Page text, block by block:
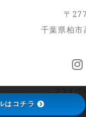
〒
千葉県柏
© 2024
はコチラ